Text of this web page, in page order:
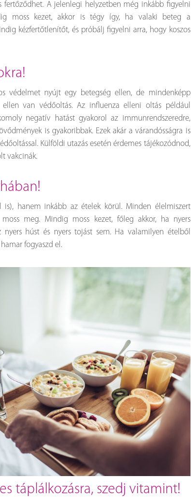
fertőződhet. A jelenlegi helyzetben még inkább figyelni
moss kezet, akkor is tégy így, ha valaki beteg a
kézfertőtlenítőt, és próbálj figyelni arra, hogy koszos
védelmet nyújt egy betegség ellen, de mindenképp
van védőoltás. Az influenza elleni oltás például
negatív hatást gyakorol az immunrendszeredre,
is gyakoribbak. Ezek akár a várandósságra is
Külföldi utazás esetén érdemes tájékozódnod,
vakcinák.
is), hanem inkább az ételek körül. Minden élelmiszert
meg. Mindig moss kezet, főleg akkor, ha nyers
nyers húst és nyers tojást sem. Ha valamilyen ételből
fogyaszd el.
táplálkozásra, szedj vitamint!